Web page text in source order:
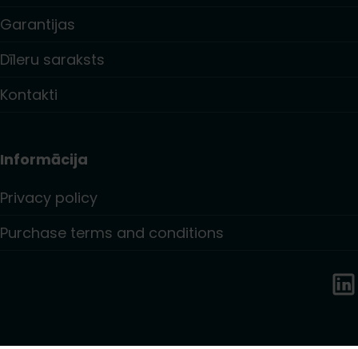
Garantijas
Dīleru saraksts
Kontakti
Informācija
Privacy policy
Purchase terms and conditions